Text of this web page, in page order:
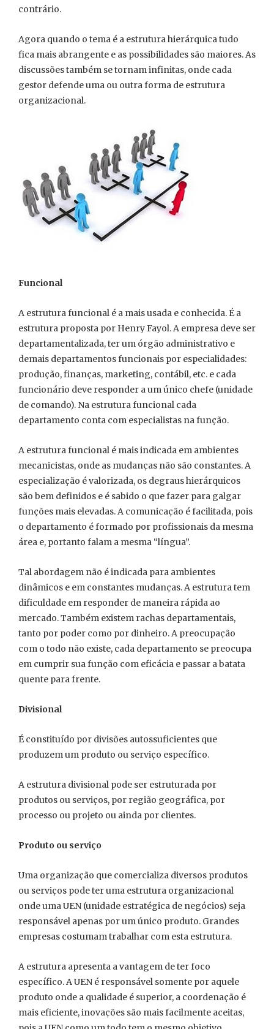
contrário.
Agora quando o tema é a estrutura hierárquica tudo
fica mais abrangente e as possibilidades são maiores. As
discussões também se tornam infinitas, onde cada
gestor defende uma ou outra forma de estrutura
organizacional.
Funcional
A estrutura funcional é a mais usada e conhecida. É a
estrutura proposta por Henry Fayol. A empresa deve ser
departamentalizada, ter um órgão administrativo e
demais departamentos funcionais por especialidades:
produção, finanças, marketing, contábil, etc. e cada
funcionário deve responder a um único chefe (unidade
de comando). Na estrutura funcional cada
departamento conta com especialistas na função.
A estrutura funcional é mais indicada em ambientes
mecanicistas, onde as mudanças não são constantes. A
especialização é valorizada, os degraus hierárquicos
são bem definidos e é sabido o que fazer para galgar
funções mais elevadas. A comunicação é facilitada, pois
o departamento é formado por profissionais da mesma
área e, portanto falam a mesma “língua”.
Tal abordagem não é indicada para ambientes
dinâmicos e em constantes mudanças. A estrutura tem
dificuldade em responder de maneira rápida ao
mercado. Também existem rachas departamentais,
tanto por poder como por dinheiro. A preocupação
com o todo não existe, cada departamento se preocupa
em cumprir sua função com eficácia e passar a batata
quente para frente.
Divisional
É constituído por divisões autossuficientes que
produzem um produto ou serviço específico.
A estrutura divisional pode ser estruturada por
produtos ou serviços, por região geográfica, por
processo ou projeto ou ainda por clientes.
Produto ou serviço
Uma organização que comercializa diversos produtos
ou serviços pode ter uma estrutura organizacional
onde uma UEN (unidade estratégica de negócios) seja
responsável apenas por um único produto. Grandes
empresas costumam trabalhar com esta estrutura.
A estrutura apresenta a vantagem de ter foco
específico. A UEN é responsável somente por aquele
produto onde a qualidade é superior, a coordenação é
mais eficiente, inovações são mais facilmente aceitas,